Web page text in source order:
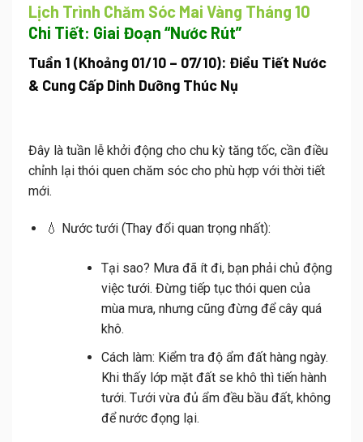
Lịch Trình Chăm Sóc Mai Vàng Tháng 10
Chi Tiết: Giai Đoạn “Nước Rút”
Tuần 1 (Khoảng 01/10 – 07/10): Điều Tiết Nước
& Cung Cấp Dinh Dưỡng Thúc Nụ
Đây là tuần lễ khởi động cho chu kỳ tăng tốc, cần điều
chỉnh lại thói quen chăm sóc cho phù hợp với thời tiết
mới.
💧 Nước tưới (Thay đổi quan trọng nhất):
Tại sao? Mưa đã ít đi, bạn phải chủ động
việc tưới. Đừng tiếp tục thói quen của
mùa mưa, nhưng cũng đừng để cây quá
khô.
Cách làm: Kiểm tra độ ẩm đất hàng ngày.
Khi thấy lớp mặt đất se khô thì tiến hành
tưới. Tưới vừa đủ ẩm đều bầu đất, không
để nước đọng lại.